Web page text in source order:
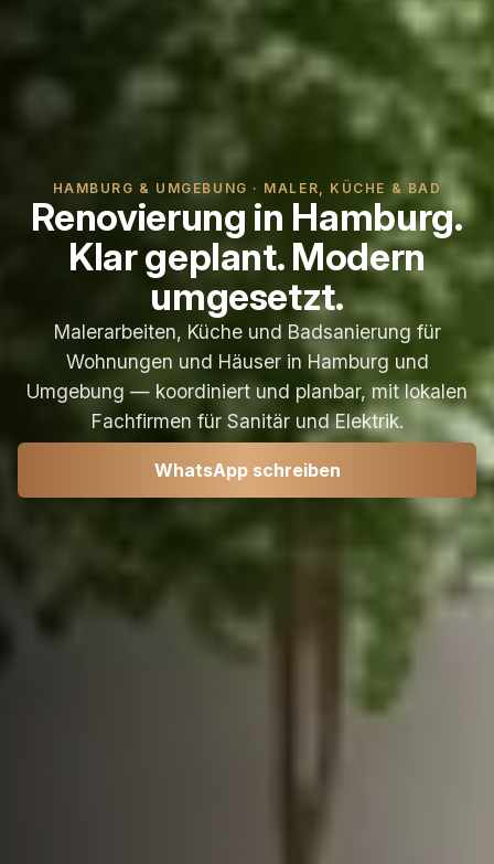
HAMBURG & UMGEBUNG · MALER, KÜCHE & BAD
Renovierung in Hamburg.
Klar geplant. Modern
umgesetzt.
Malerarbeiten, Küche und Badsanierung für
Wohnungen und Häuser in Hamburg und
Umgebung — koordiniert und planbar, mit lokalen
Fachfirmen für Sanitär und Elektrik.
WhatsApp schreiben